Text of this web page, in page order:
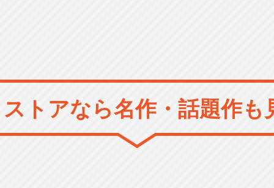
トアなら名作・話題作も